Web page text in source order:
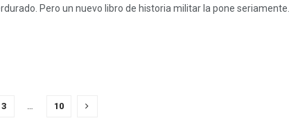
Pero un nuevo libro de historia militar la pone seriamente...
3 10